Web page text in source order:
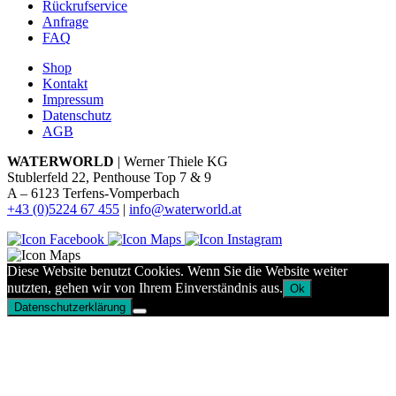
Rückrufservice
Anfrage
FAQ
Shop
Kontakt
Impressum
Datenschutz
AGB
WATERWORLD | Werner Thiele KG
Stublerfeld 22, Penthouse Top 7 & 9
A – 6123 Terfens-Vomperbach
+43 (0)5224 67 455 | info@waterworld.at
Diese Website benutzt Cookies. Wenn Sie die Website weiter
nutzten, gehen wir von Ihrem Einverständnis aus. Ok
Datenschutzerklärung